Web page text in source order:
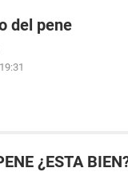
del pene
¿ESTA